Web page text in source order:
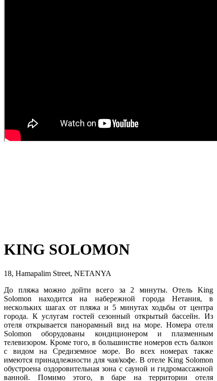
KING SOLOMON
18, Hamapalim Street, NETANYA
До пляжа можно дойти всего за 2 минуты. Отель King
Solomon находится на набережной города Нетания, в
нескольких шагах от пляжа и 5 минутах ходьбы от центра
города. К услугам гостей сезонный открытый бассейн. Из
отеля открывается панорамный вид на море. Номера отеля
Solomon оборудованы кондиционером и плазменным
телевизором. Кроме того, в большинстве номеров есть балкон
с видом на Средиземное море. Во всех номерах также
имеются принадлежности для чая/кофе. В отеле King Solomon
обустроена оздоровительная зона с сауной и гидромассажной
ванной. Помимо этого, в баре на территории отеля